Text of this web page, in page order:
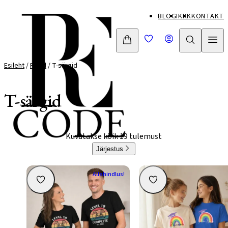
BLOGIKKKKONTAKT
Esileht/Pood/ T-särgid
T-särgid
Kuvatakse kõik 19 tulemust
Järjestus
Allahindlus!